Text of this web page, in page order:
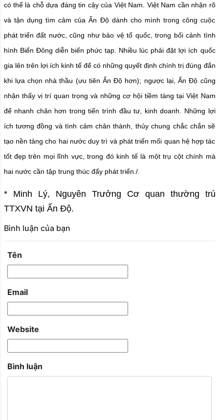
có thể là chỗ dựa đáng tin cậy của Việt Nam. Việt Nam cần nhận rõ
và tận dụng tìm cảm của Ấn Độ dành cho mình trong công cuộc
phát triển đất nước, cũng như bảo vệ tổ quốc, trong bối cảnh tình
hình Biển Đông diễn biến phức tạp. Nhiều lúc phải đặt lợi ích quốc
gia lên trên lợi ích kinh tế để có những quyết định chính trị đúng đắn
khi lựa chọn nhà thầu (ưu tiên Ấn Độ hơn); ngược lại, Ấn Độ cũng
nhận thấy vị trí quan trọng và những cơ hội tiềm tàng tại Việt Nam
để nhanh chân hơn trong tiến trình đầu tư, kinh doanh. Những lợi
ích tương đồng và tình cảm chân thành, thủy chung chắc chắn sẽ
tạo nền tảng cho hai nước duy trì và phát triển mối quan hệ hợp tác
tốt đẹp trên mọi lĩnh vực, trong đó kinh tế là một trụ cột chính mà
hai nước cần tập trung thúc đẩy phát triển./.
* Minh Lý, Nguyên Trưởng Cơ quan thường trú
TTXVN tại Ấn Độ.
Bình luận của bạn
Tên
Email
Website
Bình luận